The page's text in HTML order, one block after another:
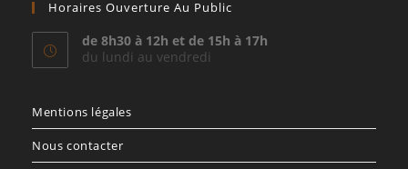
dans
un
nouvel
dans
un
nouvel
Horaires Ouverture Au Public
de 8h30 à 12h et de 15h à 17h
du lundi au vendredi
Mentions légales
Nous contacter